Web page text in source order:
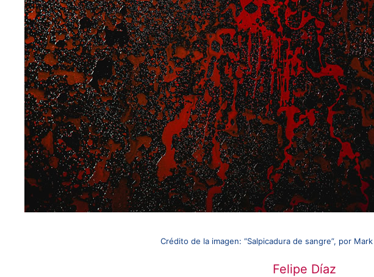
Crédito de la imagen: “Salpicadura de sangre”, por
Felipe Díaz